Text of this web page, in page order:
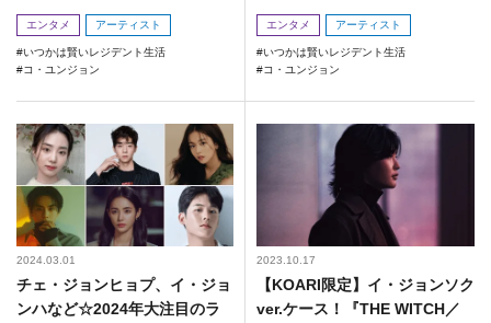
エンタメ アーティスト
いつかは賢いレジデント生活
コ・ユンジョン
エンタメ アーティスト
いつかは賢いレジデント生活
コ・ユンジョン
2024.03.01
チェ・ジョンヒョプ、イ・ジョ
ンハなど☆2024年大注目のラ
2023.10.17
【KOARI限定】イ・ジョンソク
ver.ケース！『THE WITCH／